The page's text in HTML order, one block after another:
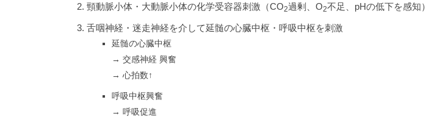
頸動脈小体・大動脈小体の化学受容器刺激（CO2過剰、O2不足、pHの低下を感知）
舌咽神経・迷走神経を介して延髄の心臓中枢・呼吸中枢を刺激
延髄の心臓中枢
→ 交感神経 興奮
→ 心拍数↑
呼吸中枢興奮
→ 呼吸促進